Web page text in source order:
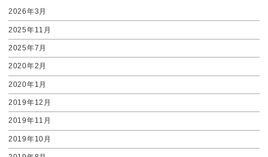
2026年3月
2025年11月
2025年7月
2020年2月
2020年1月
2019年12月
2019年11月
2019年10月